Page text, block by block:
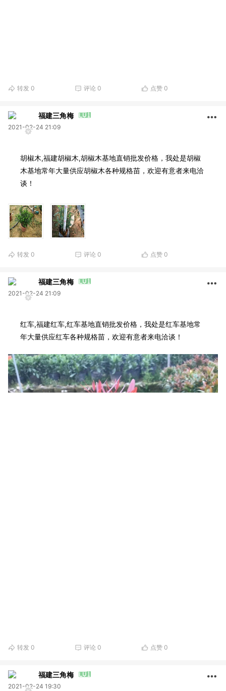
转发 0 评论 0 点赞 0
福建三角梅
2021-02-24 21:09
胡椒木,福建胡椒木,胡椒木基地直销批发价格，我处是胡椒
木基地常年大量供应胡椒木各种规格苗，欢迎有意者来电洽
谈！
转发 0 评论 0 点赞 0
福建三角梅
2021-02-24 21:09
红车,福建红车,红车基地直销批发价格，我处是红车基地常
年大量供应红车各种规格苗，欢迎有意者来电洽谈！
转发 0 评论 0 点赞 0
福建三角梅
2021-02-24 19:30